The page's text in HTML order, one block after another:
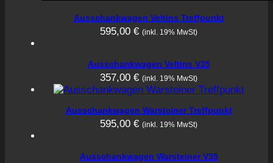
Ausschankwagen Veltins Treffpunkt
595,00 € (inkl. 19% MwSt)
Ausschankwagen Veltins V35
357,00 € (inkl. 19% MwSt)
Ausschankwagen Warsteiner Treffpunkt
595,00 € (inkl. 19% MwSt)
Ausschankwagen Warsteiner V35